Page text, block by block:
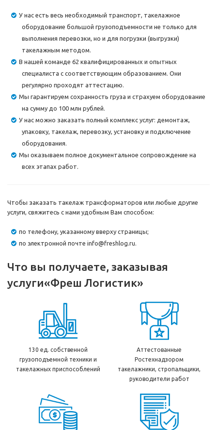
У нас есть весь необходимый транспорт, такелажное
оборудование большой грузоподъемности не только для
выполнения перевозки, но и для погрузки (выгрузки)
такелажным методом.
В нашей команде 62 квалифицированных и опытных
специалиста с соответствующим образованием. Они
регулярно проходят аттестацию.
Мы гарантируем сохранность груза и страхуем оборудование
на сумму до 100 млн рублей.
У нас можно заказать полный комплекс услуг: демонтаж,
упаковку, такелаж, перевозку, установку и подключение
оборудования.
Мы оказываем полное документальное сопровождение на
всех этапах работ.
Чтобы заказать такелаж трансформаторов или любые другие
услуги, свяжитесь с нами удобным Вам способом:
по телефону, указанному вверху страницы;
по электронной почте info@freshlog.ru.
Что вы получаете, заказывая
услуги«Фреш Логистик»
130 ед. собственной
грузоподъемной техники и
такелажных приспособлений
Аттестованные
Ростехнадзором
такелажники, стропальщики,
руководители работ